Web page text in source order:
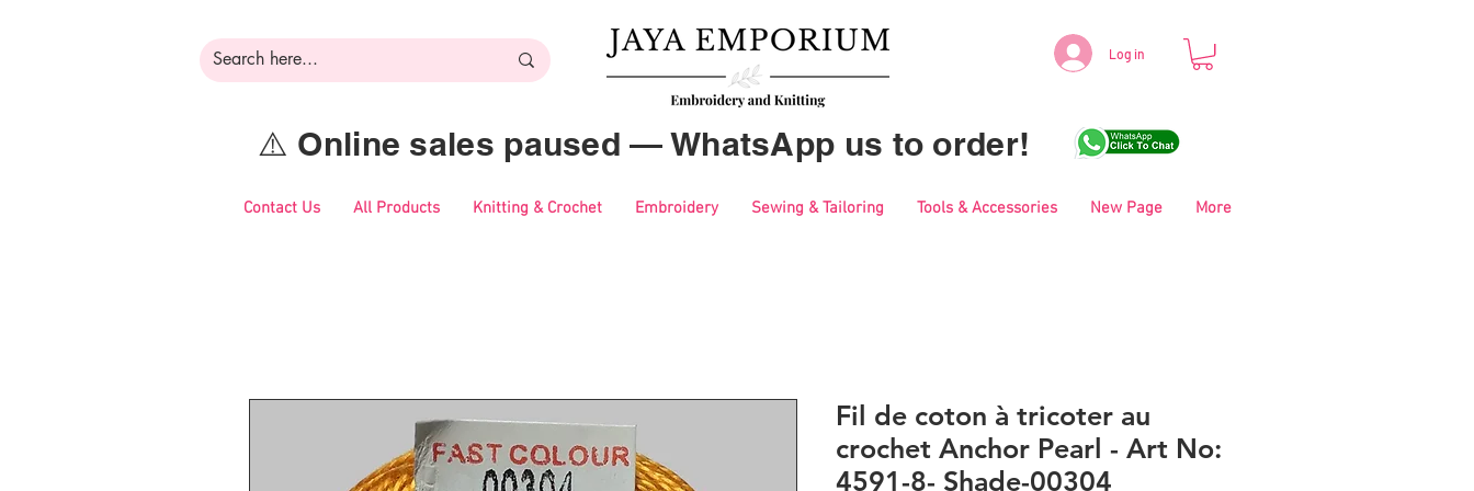
Log in
⚠️ Online sales paused — WhatsApp us to order!
Contact Us All Products Knitting & Crochet Embroidery Sewing & Tailoring Tools & Accessories New Page More
Fil de coton à tricoter au
crochet Anchor Pearl - Art No:
4591-8- Shade-00304